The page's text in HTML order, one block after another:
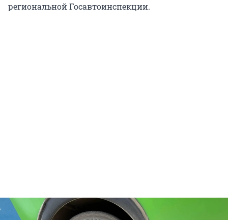
региональной Госавтоинспекции.